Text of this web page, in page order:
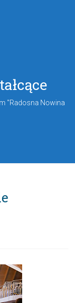
"Radosna Nowina